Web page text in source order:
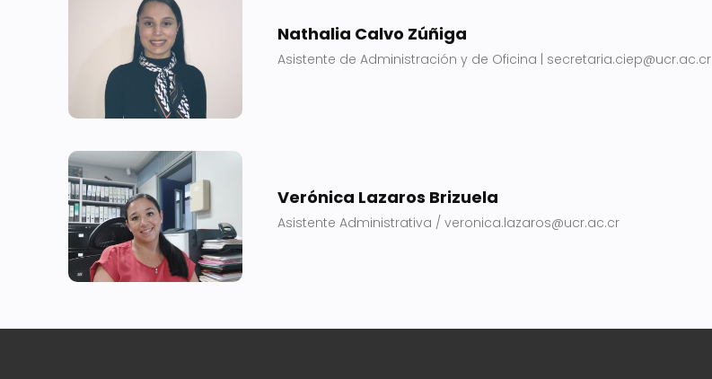
Nathalia Calvo Zúñiga
Asistente de Administración y de Oficina | secretaria.ciep@ucr.ac.cr
Verónica Lazaros Brizuela
Asistente Administrativa / veronica.lazaros@ucr.ac.cr